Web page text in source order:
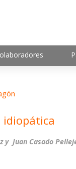
y Juan Casado